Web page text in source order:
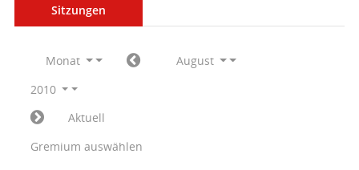
Sitzungen
Monat
August
2010
Aktuell
Gremium auswählen